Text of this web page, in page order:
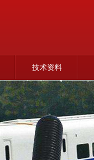
技术资料